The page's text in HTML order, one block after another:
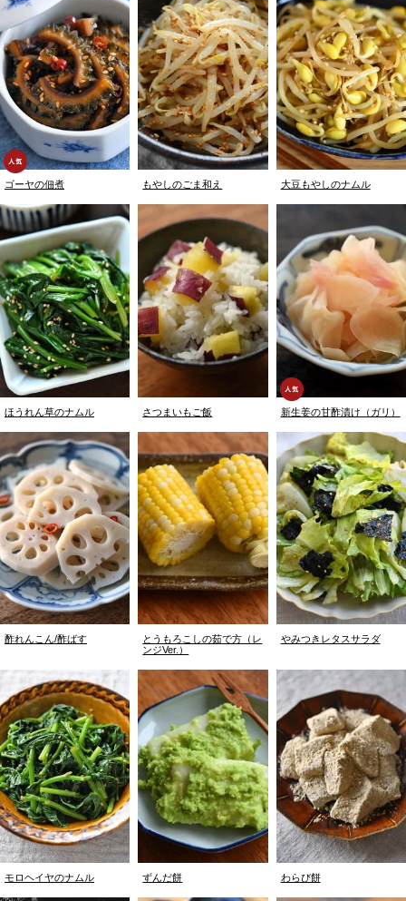
ゴーヤの佃煮 もやしのごま和え 大豆もやしのナムル
ほうれん草のナムル さつまいもご飯 新生姜の甘酢漬け（ガリ）
酢れんこん/酢ばす
とうもろこしの茹で方（レ
ンジVer.）
やみつきレタスサラダ
モロヘイヤのナムル ずんだ餅 わらび餅